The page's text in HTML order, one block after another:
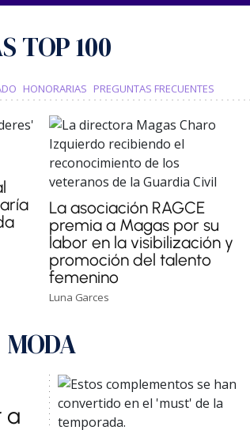
TOP 100
HONORARIAS PREGUNTAS FRECUENTES
La asociación RAGCE
premia a Magas por su
labor en la visibilización y
promoción del talento
femenino
Luna Garces
MODA
a